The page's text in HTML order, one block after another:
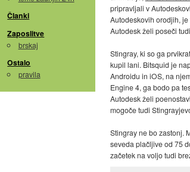
Članki
Zaposlitve
brskaj
Ostalo
pravila
pripravljali v
Autodeskovih orodjih,
Autodesk želi poseči
Stingray, ki so ga
kupil lani. Bitsquid je
Androidu in iOS, na
Engine 4, ga bodo pa
Autodesk želi
mogoče tudi
Stingray ne bo zastonj.
seveda plačljive od 75
začetek na voljo tudi